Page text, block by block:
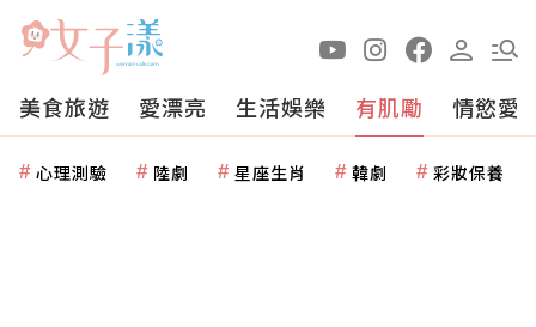
美食旅遊 愛漂亮 生活娛樂 有肌勵 情慾愛
心理測驗 陸劇 星座生肖 韓劇 彩妝保養